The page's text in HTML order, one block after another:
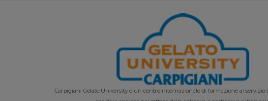
Carpigiani Gelato University è un centro internazionale di formazione al servizio